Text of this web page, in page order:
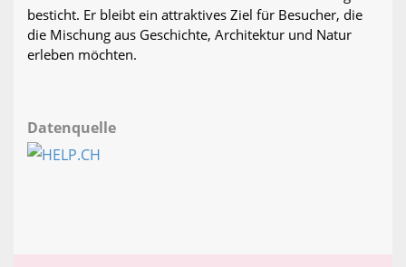
besticht. Er bleibt ein attraktives Ziel für Besucher, die
die Mischung aus Geschichte, Architektur und Natur
erleben möchten.
Datenquelle